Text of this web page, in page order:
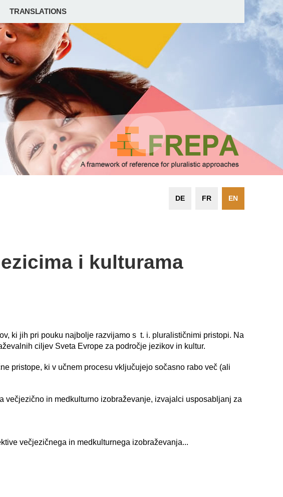
TRANSLATIONS
EN
FR
DE
i kulturama
ki jih pri pouku najbolje razvijamo s t. i. pluralističnimi pristopi. Na
ciljev Sveta Evrope za področje jezikov in kultur.
pristope, ki v učnem procesu vključujejo sočasno rabo več (ali
večjezično in medkulturno izobraževanje, izvajalci usposabljanj za
večjezičnega in medkulturnega izobraževanja...